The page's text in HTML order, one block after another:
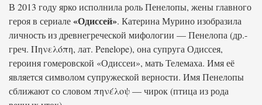
В 2013 году ярко исполнила роль Пенелопы, жены главного
героя в сериале«Одиссей». Катерина Мурино изобразила
личность из древнегреческой мифологии — Пенелопа (др.-
греч. Πηνελόπη, лат. Penelope), она супруга Одиссея,
героиня гомеровской «Одиссеи», мать Телемаха. Имя её
является символом супружеской верности. Имя Пенелопы
сближают со словом πηνέλοψ — чирок (птица из рода